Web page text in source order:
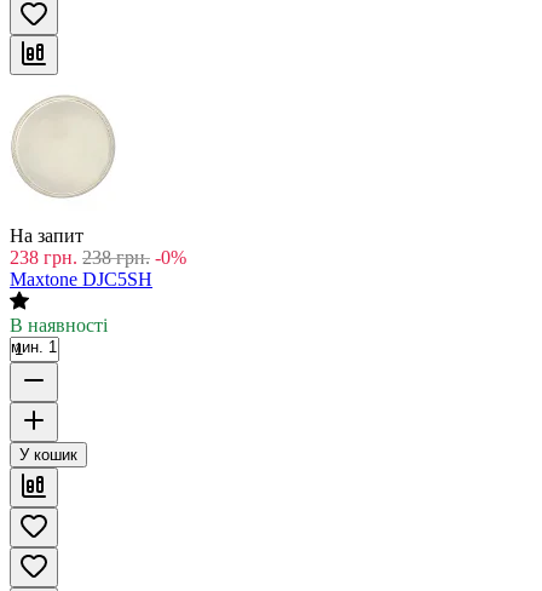
На запит
238 грн. 238 грн. -0%
Maxtone DJC5SH
В наявності
мин. 1
У кошик